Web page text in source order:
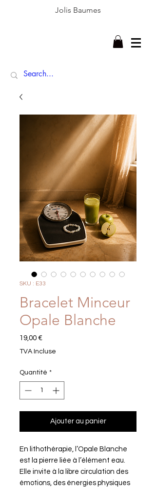
Jolis Baumes
SKU : E33
Bracelet Minceur
Opale Blanche
19,00 €Prix
TVA Incluse
Quantité *
Ajouter au panier
En lithothérapie, l’Opale Blanche
est la pierre liée à l’élément eau.
Elle invite à la libre circulation des
émotions, des énergies physiques